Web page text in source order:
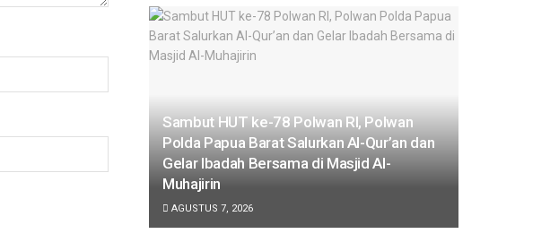
Sambut HUT ke-78 Polwan RI, Polwan
Polda Papua Barat Salurkan Al-Qur’an dan
Gelar Ibadah Bersama di Masjid Al-
Muhajirin
AGUSTUS 7, 2026